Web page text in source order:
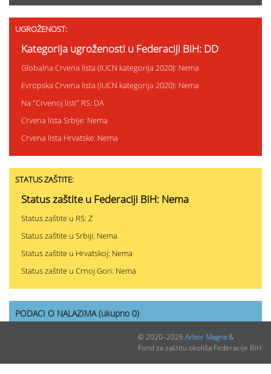
UGROŽENOST:
Kategorija ugroženosti u Federaciji BiH: DD
Globalna Crvena lista (IUCN kategorija 2020): Nema
Evropska Crvena lista (IUCN kategorija 2020): Nema
Na "Crvenoj listi" RS: DA
Crvena lista Srbije: Nema
Crvena lista Hrvatske: Nema
STATUS ZAŠTITE:
Status zaštite u Federaciji BiH: Nema
Status zaštite u RS: Z
Status zaštite u Srbiji: Nema
Status zaštite u Hrvatskoj: Nema
Status zaštite u Crnoj Gori: Nema
PODACI O NALAZIMA (ukupno 0)
Publikovanih nalaza:0
© 2020–2026 Arbor Magna&
Fond za zaštitu okoliša Federacije BiH